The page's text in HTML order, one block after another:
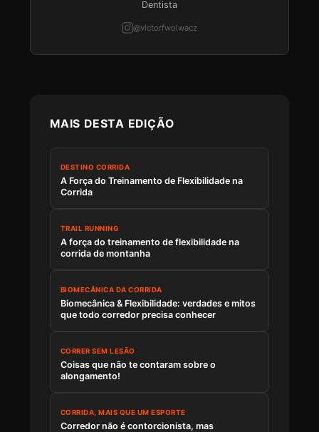
Dentista
@victorfwolwacz
MAIS DESTA EDIÇÃO
DESTINO CORRIDA
A Força do Treinamento de Flexibilidade na
Corrida
TRAIL RUNNING
A força do treinamento de flexibilidade na
corrida de montanha
BIOMECÂNICA DA CORRIDA
Biomecânica & Flexibilidade: verdades e mitos
que todo corredor precisa conhecer
CORRER SEM LESÃO
Coisas que não te contaram sobre o
alongamento!
CORRIDA, MAIS QUE UM ESPORTE
Corredor não é contorcionista, mas